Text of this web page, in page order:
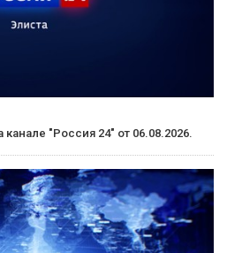
"Россия 24" от 06.08.2026.